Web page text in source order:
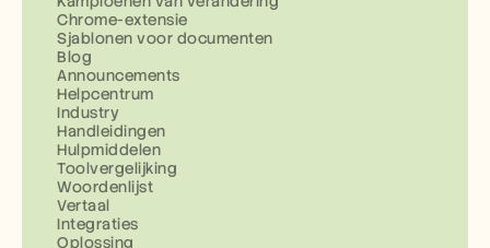
Chrome-extensie
Sjablonen voor documenten
Blog
Announcements
Helpcentrum
Industry
Handleidingen
Hulpmiddelen
Toolvergelijking
Woordenlijst
Vertaal
Integraties
Oplossing